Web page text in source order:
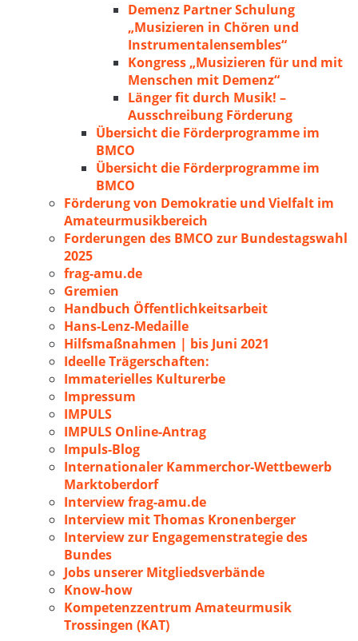
Demenz Partner Schulung
„Musizieren in Chören und
Instrumentalensembles“
Kongress „Musizieren für und mit
Menschen mit Demenz“
Länger fit durch Musik! –
Ausschreibung Förderung
Übersicht die Förderprogramme im
BMCO
Übersicht die Förderprogramme im
BMCO
Förderung von Demokratie und Vielfalt im
Amateurmusikbereich
Forderungen des BMCO zur Bundestagswahl
2025
frag-amu.de
Gremien
Handbuch Öffentlichkeitsarbeit
Hans-Lenz-Medaille
Hilfsmaßnahmen | bis Juni 2021
Ideelle Trägerschaften:
Immaterielles Kulturerbe
Impressum
IMPULS
IMPULS Online-Antrag
Impuls-Blog
Internationaler Kammerchor-Wettbewerb
Marktoberdorf
Interview frag-amu.de
Interview mit Thomas Kronenberger
Interview zur Engagemenstrategie des
Bundes
Jobs unserer Mitgliedsverbände
Know-how
Kompetenzzentrum Amateurmusik
Trossingen (KAT)